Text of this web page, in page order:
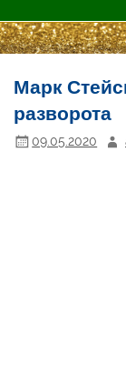
Марк
разворота
09.05.2020